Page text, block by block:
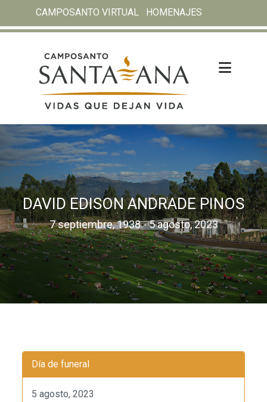
CAMPOSANTO VIRTUAL HOMENAJES
DAVID EDISON ANDRADE PINOS
7 septiembre, 1938 - 5 agosto, 2023
Día de funeral
5 agosto, 2023